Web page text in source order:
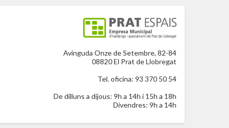
Avinguda Onze de Setembre, 82-84
08820 El Prat de Llobregat
Tel. oficina: 93 370 50 54
De dilluns a dijous: 9h a 14h i 15h a 18h
Divendres: 9h a 14h